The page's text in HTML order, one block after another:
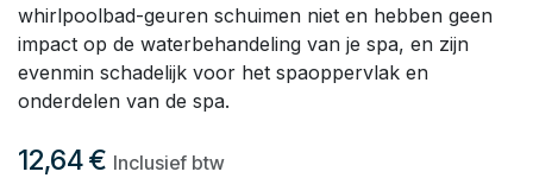
whirlpoolbad-geuren schuimen niet en hebben geen
impact op de waterbehandeling van je spa, en zijn
evenmin schadelijk voor het spaoppervlak en
onderdelen van de spa.
12,64€ Inclusief btw